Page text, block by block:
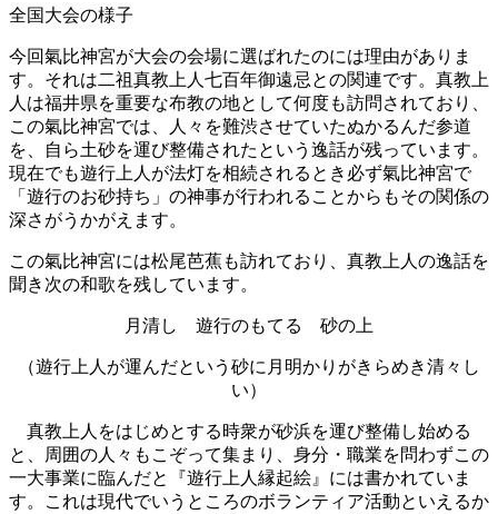
全国大会の様子
今回氣比神宮が大会の会場に選ばれたのには理由がありま
す。それは二祖真教上人七百年御遠忌との関連です。真教上
人は福井県を重要な布教の地として何度も訪問されており、
この氣比神宮では、人々を難渋させていたぬかるんだ参道
を、自ら土砂を運び整備されたという逸話が残っています。
現在でも遊行上人が法灯を相続されるとき必ず氣比神宮で
「遊行のお砂持ち」の神事が行われることからもその関係の
深さがうかがえます。
この氣比神宮には松尾芭蕉も訪れており、真教上人の逸話を
聞き次の和歌を残しています。
月清し 遊行のもてる 砂の上
（遊行上人が運んだという砂に月明かりがきらめき清々し
い）
真教上人をはじめとする時衆が砂浜を運び整備し始める
と、周囲の人々もこぞって集まり、身分・職業を問わずこの
一大事業に臨んだと『遊行上人縁起絵』には書かれていま
す。これは現代でいうところのボランティア活動といえるか